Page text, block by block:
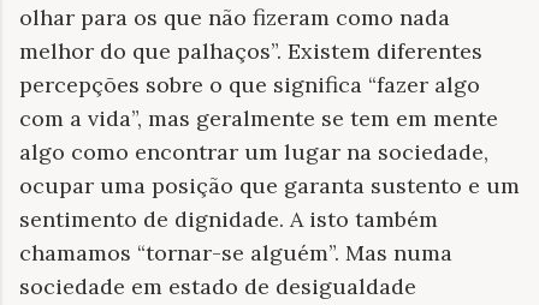
olhar para os que não fizeram como nada
melhor do que palhaços”. Existem diferentes
percepções sobre o que significa “fazer algo
com a vida”, mas geralmente se tem em mente
algo como encontrar um lugar na sociedade,
ocupar uma posição que garanta sustento e um
sentimento de dignidade. A isto também
chamamos “tornar-se alguém”. Mas numa
sociedade em estado de desigualdade